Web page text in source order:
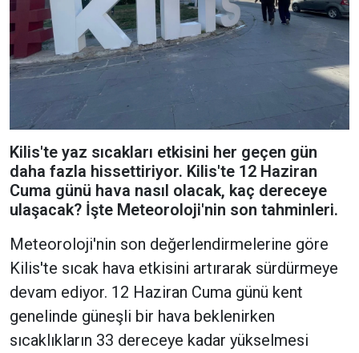
Kilis'te yaz sıcakları etkisini her geçen gün
daha fazla hissettiriyor. Kilis'te 12 Haziran
Cuma günü hava nasıl olacak, kaç dereceye
ulaşacak? İşte Meteoroloji'nin son tahminleri.
Meteoroloji'nin son değerlendirmelerine göre
Kilis'te sıcak hava etkisini artırarak sürdürmeye
devam ediyor. 12 Haziran Cuma günü kent
genelinde güneşli bir hava beklenirken
sıcaklıkların 33 dereceye kadar yükselmesi